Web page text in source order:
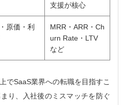
支援が核心
原価・利
MRR・ARR・Ch
urn Rate・LTV
など
でSaaS業界への転職を目指すこ
り、入社後のミスマッチを防ぐ